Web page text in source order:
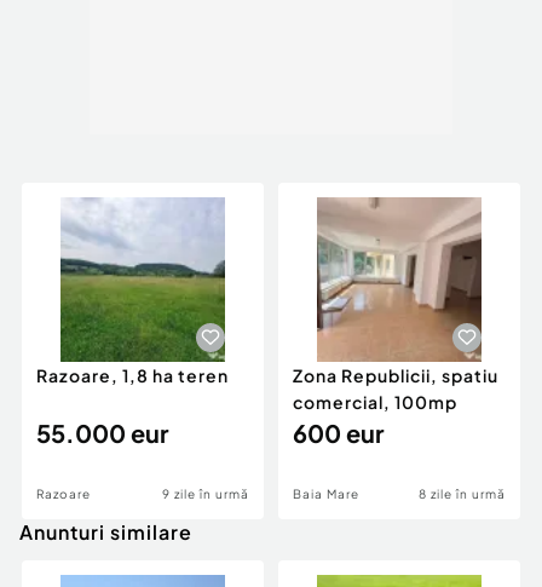
Razoare, 1,8 ha teren
55.000 eur
Razoare 9 zile în urmă
Zona Republicii, spatiu
comercial, 100mp
600 eur
Baia Mare 8 zile în urmă
Anunturi similare